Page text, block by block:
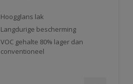
Hoogglans lak
Langdurige bescherming
VOC gehalte 80% lager dan
conventioneel